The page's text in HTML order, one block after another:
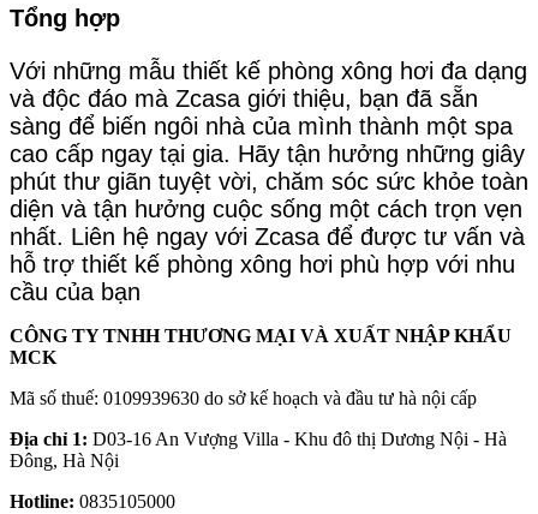
Tổng hợp
Với những mẫu thiết kế phòng xông hơi đa dạng
và độc đáo mà Zcasa giới thiệu, bạn đã sẵn
sàng để biến ngôi nhà của mình thành một spa
cao cấp ngay tại gia. Hãy tận hưởng những giây
phút thư giãn tuyệt vời, chăm sóc sức khỏe toàn
diện và tận hưởng cuộc sống một cách trọn vẹn
nhất. Liên hệ ngay với Zcasa để được tư vấn và
hỗ trợ thiết kế phòng xông hơi phù hợp với nhu
cầu của bạn
CÔNG TY TNHH THƯƠNG MẠI VÀ XUẤT NHẬP KHẨU
MCK
Mã số thuế: 0109939630 do sở kế hoạch và đầu tư hà nội cấp
Địa chỉ 1: D03-16 An Vượng Villa - Khu đô thị Dương Nội - Hà
Đông, Hà Nội
Hotline: 0835105000